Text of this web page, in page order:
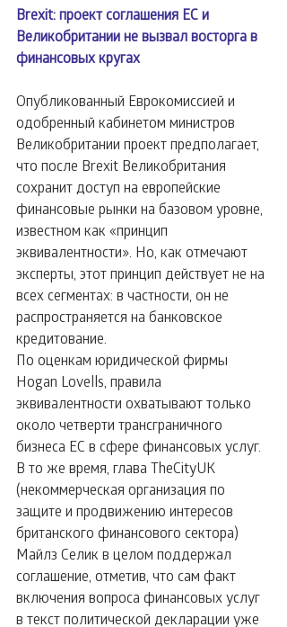
Brexit: проект соглашения ЕС и
Великобритании не вызвал восторга в
финансовых кругах
Опубликованный Еврокомиссией и
одобренный кабинетом министров
Великобритании проект предполагает,
что после Brexit Великобритания
сохранит доступ на европейские
финансовые рынки на базовом уровне,
известном как «принцип
эквивалентности». Но, как отмечают
эксперты, этот принцип действует не на
всех сегментах: в частности, он не
распространяется на банковское
кредитование.
По оценкам юридической фирмы
Hogan Lovells, правила
эквивалентности охватывают только
около четверти трансграничного
бизнеса ЕС в сфере финансовых услуг.
В то же время, глава TheCityUK
(некоммерческая организация по
защите и продвижению интересов
британского финансового сектора)
Майлз Селик в целом поддержал
соглашение, отметив, что сам факт
включения вопроса финансовых услуг
в текст политической декларации уже